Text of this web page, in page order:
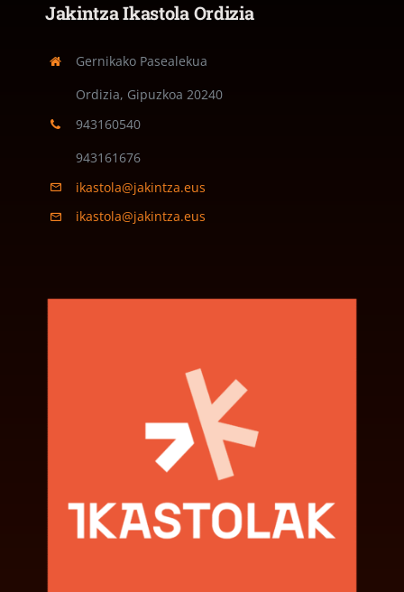
Jakintza Ikastola Ordizia
Gernikako Pasealekua
Ordizia, Gipuzkoa 20240
943160540
943161676
ikastola@jakintza.eus
ikastola@jakintza.eus